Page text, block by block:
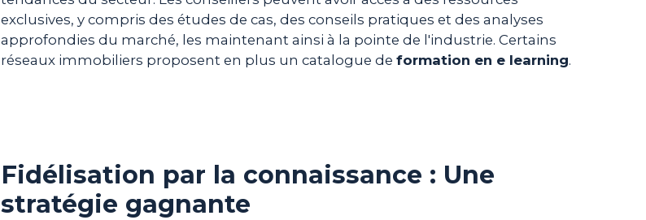
exclusives, y compris des études de cas, des conseils pratiques et des analyses
approfondies du marché, les maintenant ainsi à la pointe de l'industrie. Certains
réseaux immobiliers proposent en plus un catalogue deformation en e learning.
Fidélisation par la connaissance : Une
stratégie gagnante